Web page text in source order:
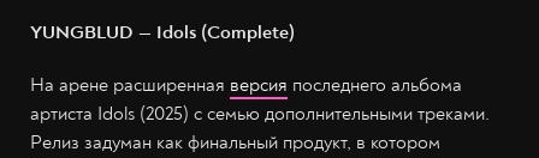
YUNGBLUD — Idols (Complete)
На арене расширенная версия последнего альбома
артиста Idols (2025) с семью дополнительными треками.
Релиз задуман как финальный продукт, в котором